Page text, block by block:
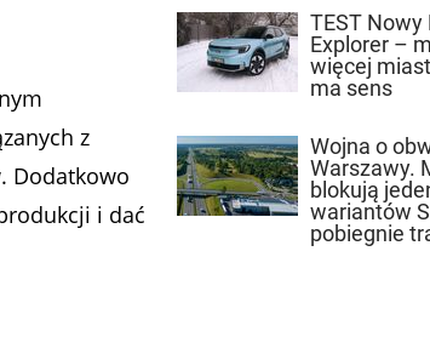
z
Dodatkowo
i dać
TEST Nowy
Explorer –
więcej
ma sens
Wojna o
Warszawy.
blokują
wariantów
pobiegnie